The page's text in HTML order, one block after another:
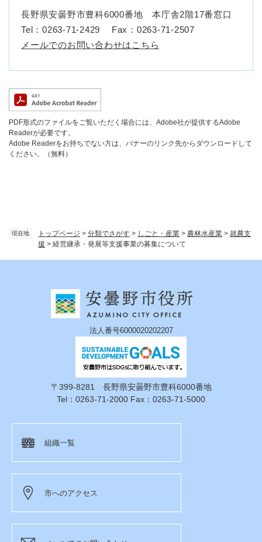
現在地 トップページ > 分類でさがす > しごと・産業 > 農林水産業 > 就農支
援 > 経営継承・発展等支援事業の募集について
長野県安曇野市豊科6000番地 本庁舎2階17番窓口
Tel：0263-71-2429
Fax：0263-71-2507
メールでのお問い合わせはこちら
PDF形式のファイルをご覧いただく場合には、Adobe社が提供するAdobe
Readerが必要です。
Adobe Readerをお持ちでない方は、バナーのリンク先からダウンロードして
ください。（無料）
法人番号6000020202207
〒399-8281 長野県安曇野市豊科6000番地
Tel：0263-71-2000 Fax：0263-71-5000
組織一覧
市へのアクセス